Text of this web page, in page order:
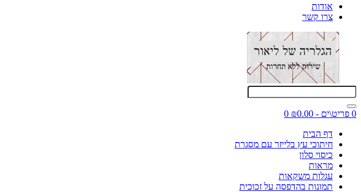
אודות
צרו קשר
0 פריט\ים - ₪0.00
0
דף הבית
חיתוכי עץ בלייזר עם מסגרת
כיסוי סלון
מראות
עגלות משקאות
תמונות בהדפסה על זכוכית